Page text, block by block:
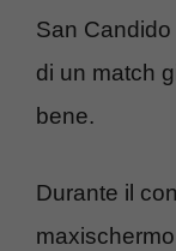
San
di un match
bene.
Durante il